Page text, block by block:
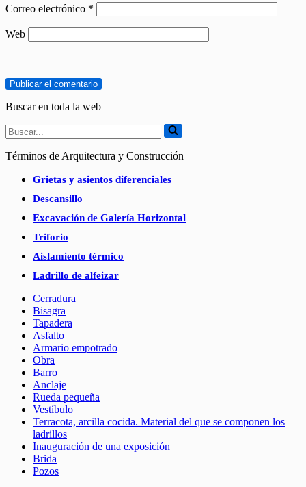
Correo electrónico *
Web
Buscar en toda la web
Buscar...
Términos de Arquitectura y Construcción
Grietas y asientos diferenciales
Descansillo
Excavación de Galería Horizontal
Triforio
Aislamiento térmico
Ladrillo de alfeizar
Cerradura
Bisagra
Tapadera
Asfalto
Armario empotrado
Obra
Barro
Anclaje
Rueda pequeña
Vestíbulo
Terracota, arcilla cocida. Material del que se componen los
ladrillos
Inauguración de una exposición
Brida
Pozos